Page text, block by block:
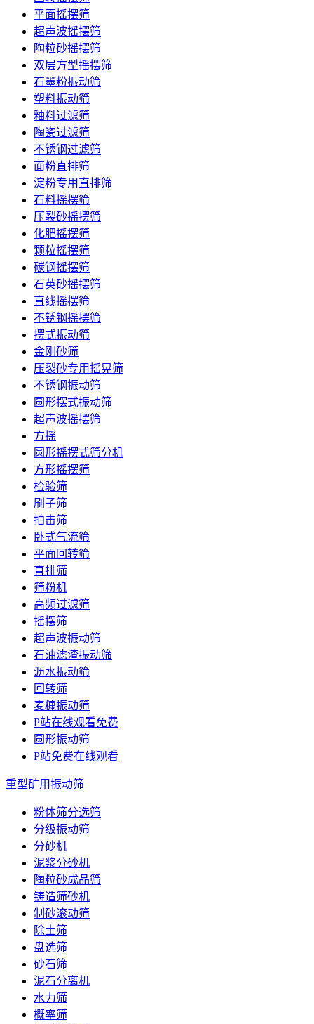
平面摇摆筛
超声波摇摆筛
陶粒砂摇摆筛
双层方型摇摆筛
石墨粉振动筛
塑料振动筛
釉料过滤筛
陶瓷过滤筛
不锈钢过滤筛
面粉直排筛
淀粉专用直排筛
石料摇摆筛
压裂砂摇摆筛
化肥摇摆筛
颗粒摇摆筛
碳钢摇摆筛
石英砂摇摆筛
直线摇摆筛
不锈钢摇摆筛
摆式振动筛
金刚砂筛
压裂砂专用摇晃筛
不锈钢振动筛
圆形摆式振动筛
超声波摇摆筛
方摇
圆形摇摆式筛分机
方形摇摆筛
检验筛
刷子筛
拍击筛
卧式气流筛
平面回转筛
直排筛
筛粉机
高频过滤筛
摇摆筛
超声波振动筛
石油滤渣振动筛
沥水振动筛
回转筛
麦糠振动筛
P站在线观看免费
圆形振动筛
P站免费在线观看
重型矿用振动筛
粉体筛分选筛
分级振动筛
分砂机
泥浆分砂机
陶粒砂成品筛
铸造筛砂机
制砂滚动筛
除土筛
盘选筛
砂石筛
泥石分离机
水力筛
概率筛